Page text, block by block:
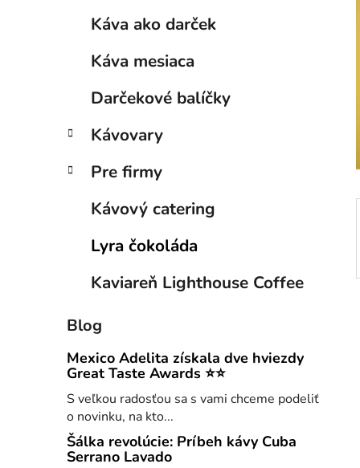
e
Káva ako darček
Káva mesiaca
Darčekové balíčky
Kávovary
Pre firmy
Kávový catering
Lyra čokoláda
Kaviareň Lighthouse Coffee
Blog
Mexico Adelita získala dve hviezdy
Great Taste Awards ⭐⭐
S veľkou radosťou sa s vami chceme podeliť
o novinku, na kto...
Šálka revolúcie: Príbeh kávy Cuba
Serrano Lavado